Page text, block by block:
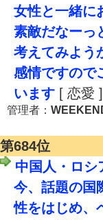
女性と一緒に
素敵だなーっ
考えてみよう
感情ですので
います [ 恋愛 ]
管理者：
第684位
中国人・ロシ
今、話題の国
性をはじめ、